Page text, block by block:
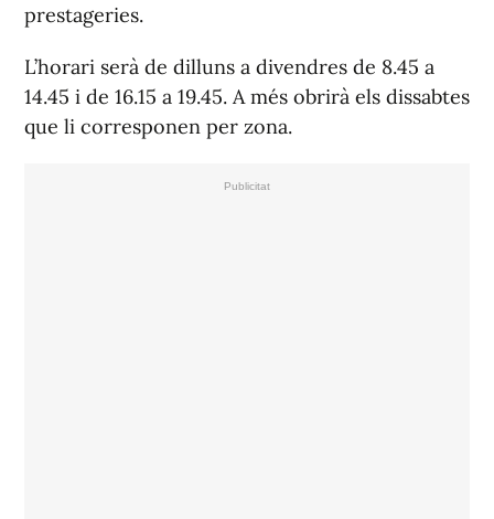
prestageries.
L’horari serà de dilluns a divendres de 8.45 a
14.45 i de 16.15 a 19.45. A més obrirà els dissabtes
que li corresponen per zona.